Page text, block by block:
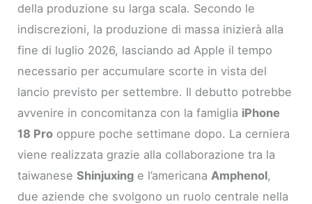
della produzione su larga scala. Secondo le
indiscrezioni, la produzione di massa inizierà alla
fine di luglio 2026, lasciando ad Apple il tempo
necessario per accumulare scorte in vista del
lancio previsto per settembre. Il debutto potrebbe
avvenire in concomitanza con la famiglia iPhone
18 Pro oppure poche settimane dopo. La cerniera
viene realizzata grazie alla collaborazione tra la
taiwaneseShinjuxing e l’americana Amphenol,
due aziende che svolgono un ruolo centrale nella